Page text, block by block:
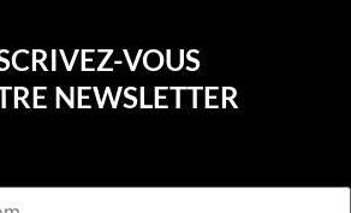
VOUS
NEWSLETTER